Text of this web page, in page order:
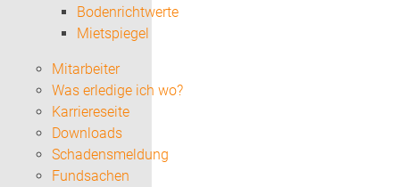
Bodenrichtwerte
Mietspiegel
Mitarbeiter
Was erledige ich wo?
Karriereseite
Downloads
Schadensmeldung
Fundsachen